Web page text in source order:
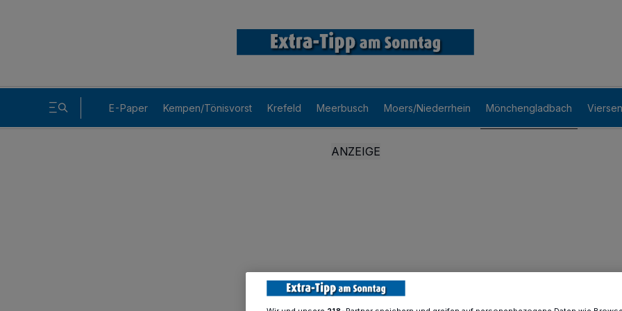
E-Paper Kempen/Tönisvorst Krefeld Meerbusch Moers/Niederrhein Mönchengladbach Viersen